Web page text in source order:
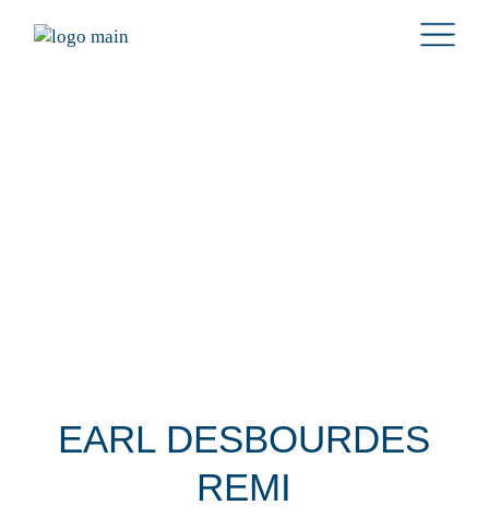
EARL DESBOURDES
REMI